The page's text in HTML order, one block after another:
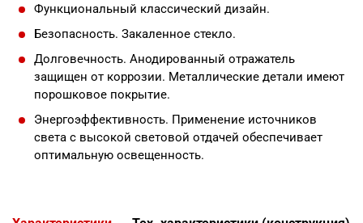
Функциональный классический дизайн.
Безопасность. Закаленное стекло.
Долговечность. Анодированный отражатель
защищен от коррозии. Металлические детали имеют
порошковое покрытие.
Энергоэффективность. Применение источников
света с высокой световой отдачей обеспечивает
оптимальную освещенность.